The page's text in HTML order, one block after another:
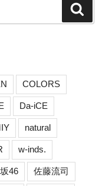
COLORS
Da-iCE
natural
w-inds.
46 佐藤流司